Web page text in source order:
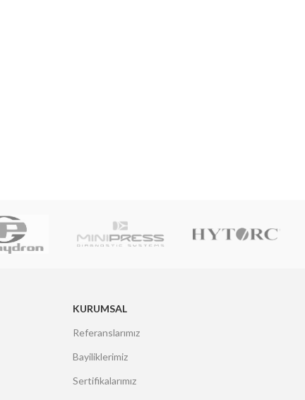
KURUMSAL
Referanslarımız
Bayiliklerimiz
Sertifikalarımız